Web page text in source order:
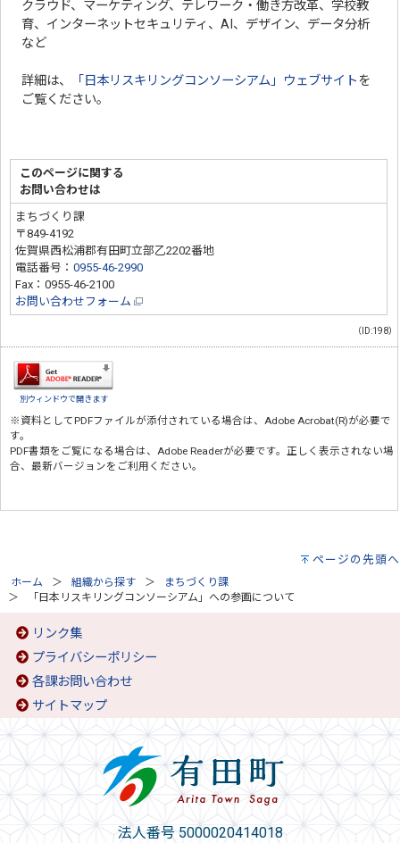
クラウド、マーケティング、テレワーク・働き方改革、学校教
育、インターネットセキュリティ、AI、デザイン、データ分析
など
詳細は、 「日本リスキリングコンソーシアム」ウェブサイト を
ご覧ください。
このページに関する
お問い合わせは
まちづくり課
〒849-4192
佐賀県西松浦郡有田町立部乙2202番地
電話番号：0955-46-2990
Fax：0955-46-2100
お問い合わせフォーム
（ID:198）
別ウィンドウで開きます
※資料としてPDFファイルが添付されている場合は、 Adobe Acrobat(R)が必要で
す。
PDF書類をご覧になる場合は、 Adobe Readerが必要です。正しく表示されない場
合、最新バージョンをご利用ください。
ページの先頭へ
ホーム 組織から探す
まちづくり課
「日本リスキリングコンソーシアム」への参画について
リンク集
プライバシーポリシー
各課お問い合わせ
サイトマップ
法人番号 5000020414018